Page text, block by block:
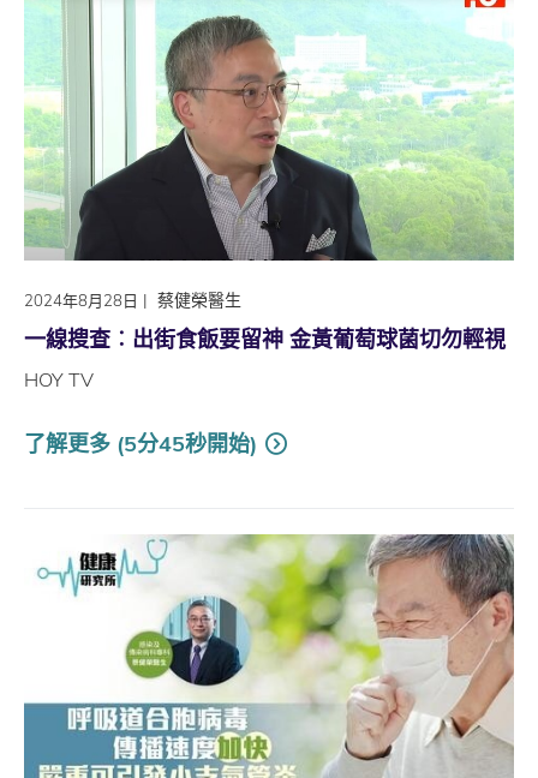
2024年8月28日 | 蔡健榮醫生
一線搜查︰出街食飯要留神 金黃葡萄球菌切勿輕視
HOY TV
了解更多 (5分45秒開始)